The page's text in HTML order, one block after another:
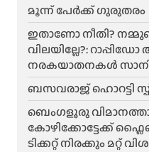
മൂന്ന് പേർക്ക് ഗുരുതരം
ഇതാണോ നീതി?
വിലയില്ലേ?:
നരകയാതനകൾ സാനി
ബസവരാജ് ഹൊറട്ടി
ബെംഗളൂരു
കോഴിക്കോട്ടേക്ക്
ടിക്കറ്റ് നിരക്കും മറ്റ്